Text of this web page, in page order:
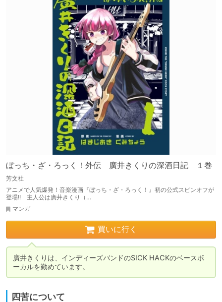
ぼっち・ざ・ろっく！外伝 廣井きくりの深酒日記 １巻
芳文社
アニメで人気爆発！音楽漫画『ぼっち・ざ・ろっく！』初の公式スピンオフが
登場!! 主人公は廣井きくり（…
マンガ
買いに行く
廣井きくりは、インディーズバンドのSICK HACKのベースボ
四苦について